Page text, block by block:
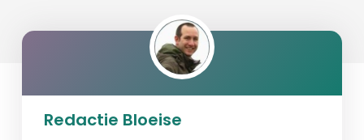
Redactie Bloeise